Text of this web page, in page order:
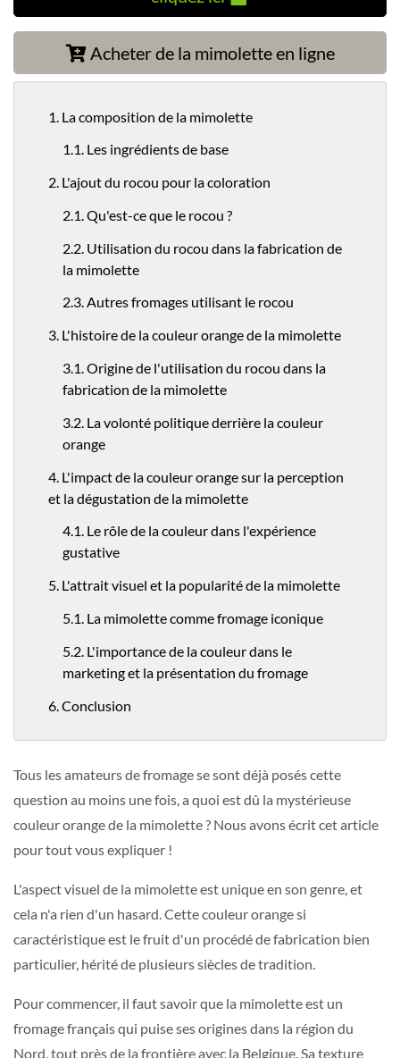
Acheter de la mimolette en ligne
1. La composition de la mimolette
1.1. Les ingrédients de base
2. L'ajout du rocou pour la coloration
2.1. Qu'est-ce que le rocou ?
2.2. Utilisation du rocou dans la fabrication de
la mimolette
2.3. Autres fromages utilisant le rocou
3. L'histoire de la couleur orange de la mimolette
3.1. Origine de l'utilisation du rocou dans la
fabrication de la mimolette
3.2. La volonté politique derrière la couleur
orange
4. L'impact de la couleur orange sur la perception
et la dégustation de la mimolette
4.1. Le rôle de la couleur dans l'expérience
gustative
5. L'attrait visuel et la popularité de la mimolette
5.1. La mimolette comme fromage iconique
5.2. L'importance de la couleur dans le
marketing et la présentation du fromage
6. Conclusion
Tous les amateurs de fromage se sont déjà posés cette
question au moins une fois, a quoi est dû la mystérieuse
couleur orange de la mimolette ? Nous avons écrit cet article
pour tout vous expliquer !
L'aspect visuel de la mimolette est unique en son genre, et
cela n'a rien d'un hasard. Cette couleur orange si
caractéristique est le fruit d'un procédé de fabrication bien
particulier, hérité de plusieurs siècles de tradition.
Pour commencer, il faut savoir que la mimolette est un
fromage français qui puise ses origines dans la région du
Nord, tout près de la frontière avec la Belgique. Sa texture